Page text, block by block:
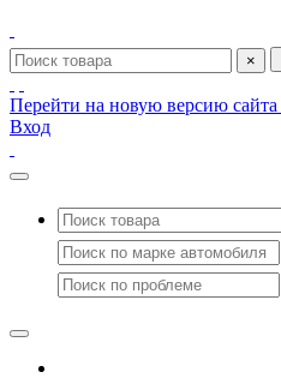
×
Перейти на новую версию сайта
Вход